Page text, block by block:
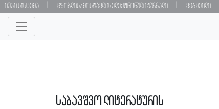
იუჯი სისტემა მშობლის/მოსწავლის ელექტრონული ჟურნალი ვებ მეილი
საბავშვო ლიტერატურის